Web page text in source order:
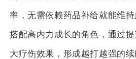
率，无需依赖药品补给就能维
搭配高内力成长的角色，通过
大疗伤效果，形成越打越强的续